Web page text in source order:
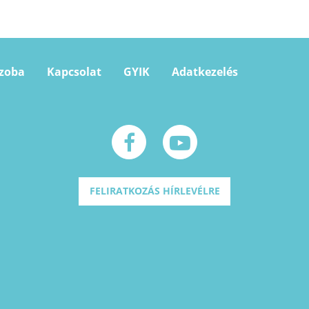
Kapcsolat GYIK Adatkezelés
FELIRATKOZÁS HÍRLEVÉLRE